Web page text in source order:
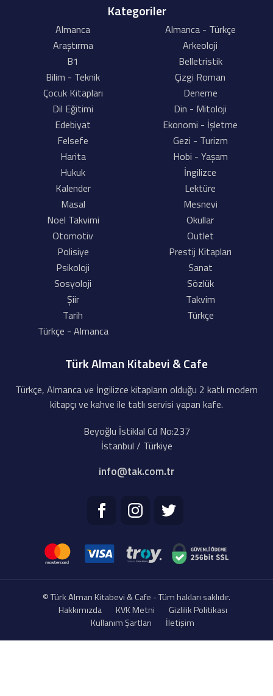
Kategoriler
Almanca
Almanca - Türkçe
Araştırma
Arkeoloji
B1
Belletristik
Bilim - Teknik
Çizgi Roman
Çocuk Kitapları
Deneme
Dil Eğitimi
Din - Mitoloji
Edebiyat
Ekonomi - İşletme
Felsefe
Gezi - Turizm
Harita
Hobi - Yaşam
Hukuk
İngilizce
Kalender
Lektüre
Masal
Mesnevi
Noel Takvimi
Okullar
Otomotiv
Outlet
Polisiye
Prestij Kitapları
Psikoloji
Sanat
Sosyoloji
Sözlük
Şiir
Takvim
Tarih
Türkçe
Türkçe - Almanca
Türk Alman Kitabevi & Cafe
Türkçe, Almanca ve İngilizce kitapların olduğu 2 katlı modern
kitapçı ve kahve ile tatlı servisi yapan kafe.
Beyoğlu İstiklal Cd No:237
İstanbul / Türkiye
info@tak.com.tr
© Türk Alman Kitabevi & Cafe - Tüm hakları saklıdır.
Hakkımızda
KVK Metni
Gizlilik Politikası
Kullanım Şartları
İletişim